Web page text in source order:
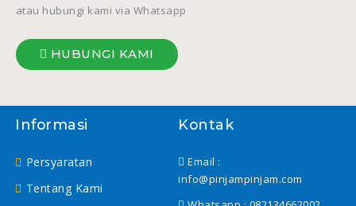
atau hubungi kami via Whatsapp
HUBUNGI KAMI
Informasi
Persyaratan
Tentang Kami
Kontak
Email :
info@pinjampinjam.com